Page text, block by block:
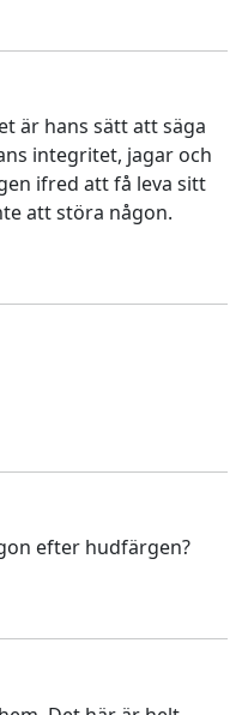
är hans sätt att säga
integritet, jagar och
ifred att få leva sitt
att störa någon.
efter hudfärgen?